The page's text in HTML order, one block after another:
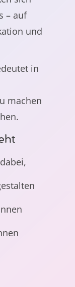
– auf
und
in
machen